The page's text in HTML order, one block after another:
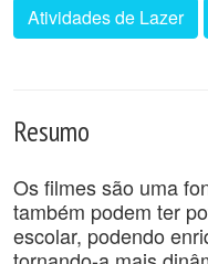
Atividades de Lazer
Resumo
Os filmes são uma
também podem ter
escolar, podendo